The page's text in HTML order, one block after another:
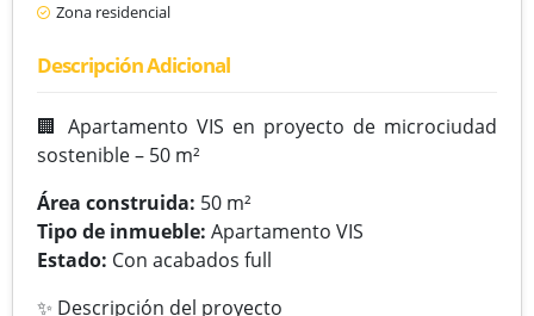
Zona residencial
Descripción Adicional
🏢 Apartamento VIS en proyecto de microciudad
sostenible – 50 m²
Área construida: 50 m²
Tipo de inmueble: Apartamento VIS
Estado: Con acabados full
✨ Descripción del proyecto